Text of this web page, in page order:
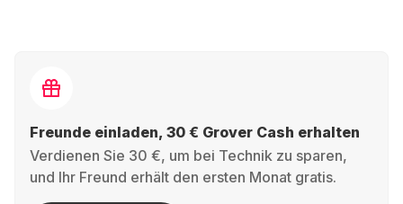
Freunde einladen, 30 € Grover Cash erhalten
Verdienen Sie 30 €, um bei Technik zu sparen,
und Ihr Freund erhält den ersten Monat gratis.